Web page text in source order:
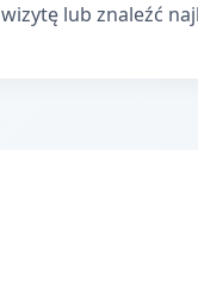
wizytę lub znaleźć